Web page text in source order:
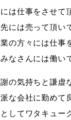
には仕事をさせて
先には売って頂い
業の方々には仕事
みなさんには働い
の気持ちと謙虚
な会社に勤めて
してワタキュー